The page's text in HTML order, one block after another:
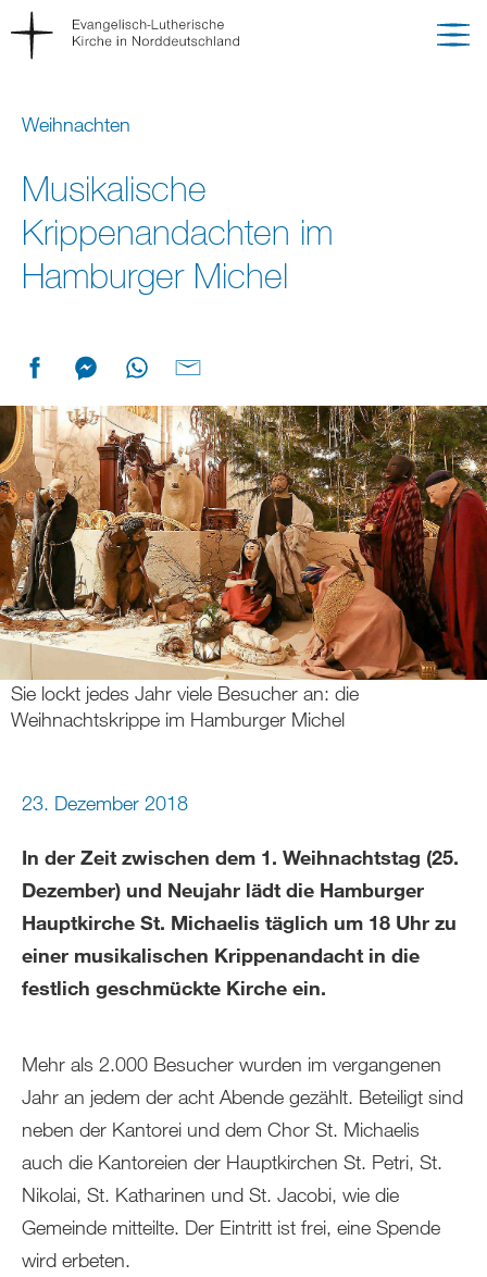
Weihnachten
Musikalische
Krippenandachten im
Hamburger Michel
Sie lockt jedes Jahr viele Besucher an: die
Weihnachtskrippe im Hamburger Michel
23. Dezember 2018
In der Zeit zwischen dem 1. Weihnachtstag (25.
Dezember) und Neujahr lädt die Hamburger
Hauptkirche St. Michaelis täglich um 18 Uhr zu
einer musikalischen Krippenandacht in die
festlich geschmückte Kirche ein.
Mehr als 2.000 Besucher wurden im vergangenen
Jahr an jedem der acht Abende gezählt. Beteiligt sind
neben der Kantorei und dem Chor St. Michaelis
auch die Kantoreien der Hauptkirchen St. Petri, St.
Nikolai, St. Katharinen und St. Jacobi, wie die
Gemeinde mitteilte. Der Eintritt ist frei, eine Spende
wird erbeten.